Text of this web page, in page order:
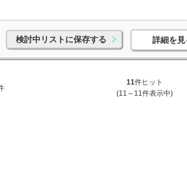
検討中リストに保存する 詳細を見
11件ヒット
(11～11件表示中)